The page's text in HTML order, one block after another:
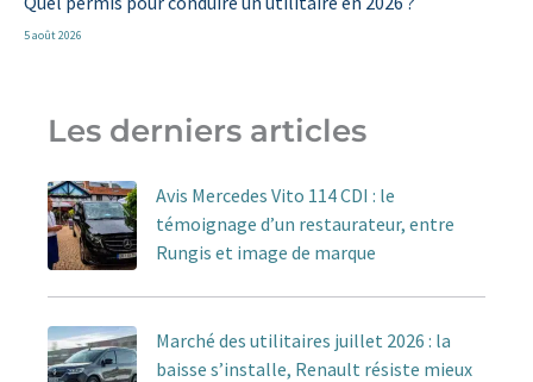
5 août 2026
Les derniers articles
Avis Mercedes Vito 114 CDI : le
témoignage d’un restaurateur, entre
Rungis et image de marque
Marché des utilitaires juillet 2026 : la
baisse s’installe, Renault résiste mieux